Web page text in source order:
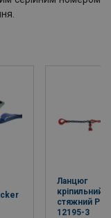
Ланцюг
кріпильний
стяжний PN-
12195-3